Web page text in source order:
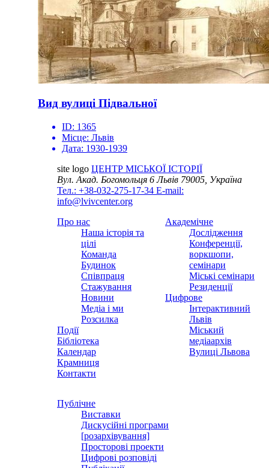
Вид вулиці Підвальної
ID: 1365
Місце: Львів
Дата: 1930-1939
site logo ЦЕНТР МІСЬКОЇ ІСТОРІЇ
Вул. Акад. Богомольця 6Львів 79005, Україна
Тел.: +38-032-275-17-34 E-mail:
info@lvivcenter.org
Про нас
Наша історія та
цілі
Команда
Будинок
Співпраця
Стажування
Новини
Медіа і ми
Розсилка
Події
Бібліотека
Календар
Крамниця
Контакти
Академічне
Дослідження
Конференції,
воркшопи,
семінари
Міські семінари
Резиденції
Цифрове
Інтерактивний
Львів
Міський
медіаархів
Вулиці Львова
Публічне
Виставки
Дискусійні програми
[розархівування]
Просторові проекти
Цифрові розповіді